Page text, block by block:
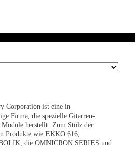
Corporation ist eine in
Firma, die spezielle Gitarren-
Module herstellt. Zum Stolz der
Produkte wie EKKO 616,
die OMNICRON SERIES und